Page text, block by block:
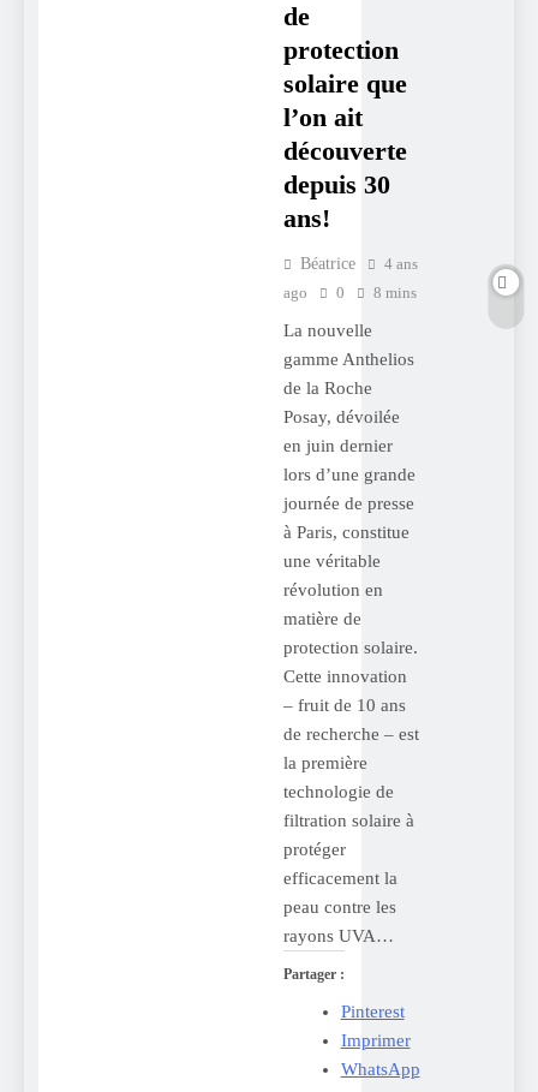
de
protection
solaire que
l’on ait
découverte
depuis 30
ans!
Béatrice
4 ans
ago
0 8 mins
La nouvelle
gamme Anthelios
de la Roche
Posay, dévoilée
en juin dernier
lors d’une grande
journée de presse
à Paris, constitue
une véritable
révolution en
matière de
protection solaire.
Cette innovation
– fruit de 10 ans
de recherche – est
la première
technologie de
filtration solaire à
protéger
efficacement la
peau contre les
rayons UVA…
Partager :
Pinterest
Imprimer
WhatsApp